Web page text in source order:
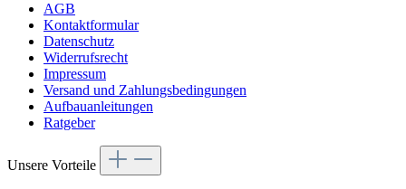
AGB
Kontaktformular
Datenschutz
Widerrufsrecht
Impressum
Versand und Zahlungsbedingungen
Aufbauanleitungen
Ratgeber
Unsere Vorteile